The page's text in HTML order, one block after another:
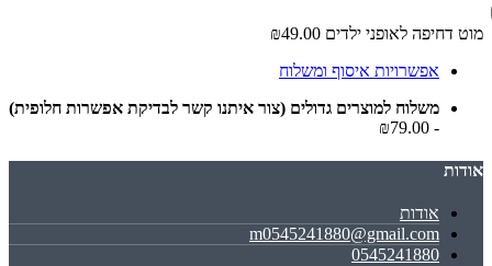
מוט דחיפה לאופני ילדים ₪49.00
אפשרויות איסוף ומשלוח
משלוח למוצרים גדולים (צור איתנו קשר לבדיקת אפשרות חלופית)
- ₪79.00
אודות
אודות
m0545241880@gmail.com
0545241880